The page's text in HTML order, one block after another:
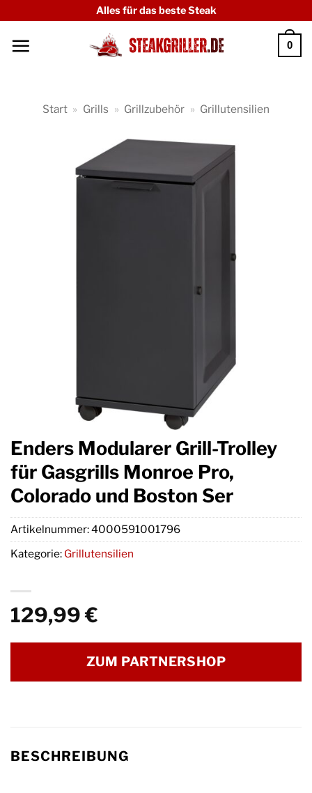
springen
Alles für das beste Steak
0
Start » Grills » Grillzubehör » Grillutensilien
Enders Modularer Grill-Trolley
für Gasgrills Monroe Pro,
Colorado und Boston Ser
129,99€
ZUM PARTNERSHOP
Artikelnummer:4000591001796
Kategorie: Grillutensilien
BESCHREIBUNG